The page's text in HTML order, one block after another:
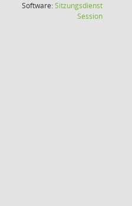
Software:Sitzungsdienst
Session(Wird in